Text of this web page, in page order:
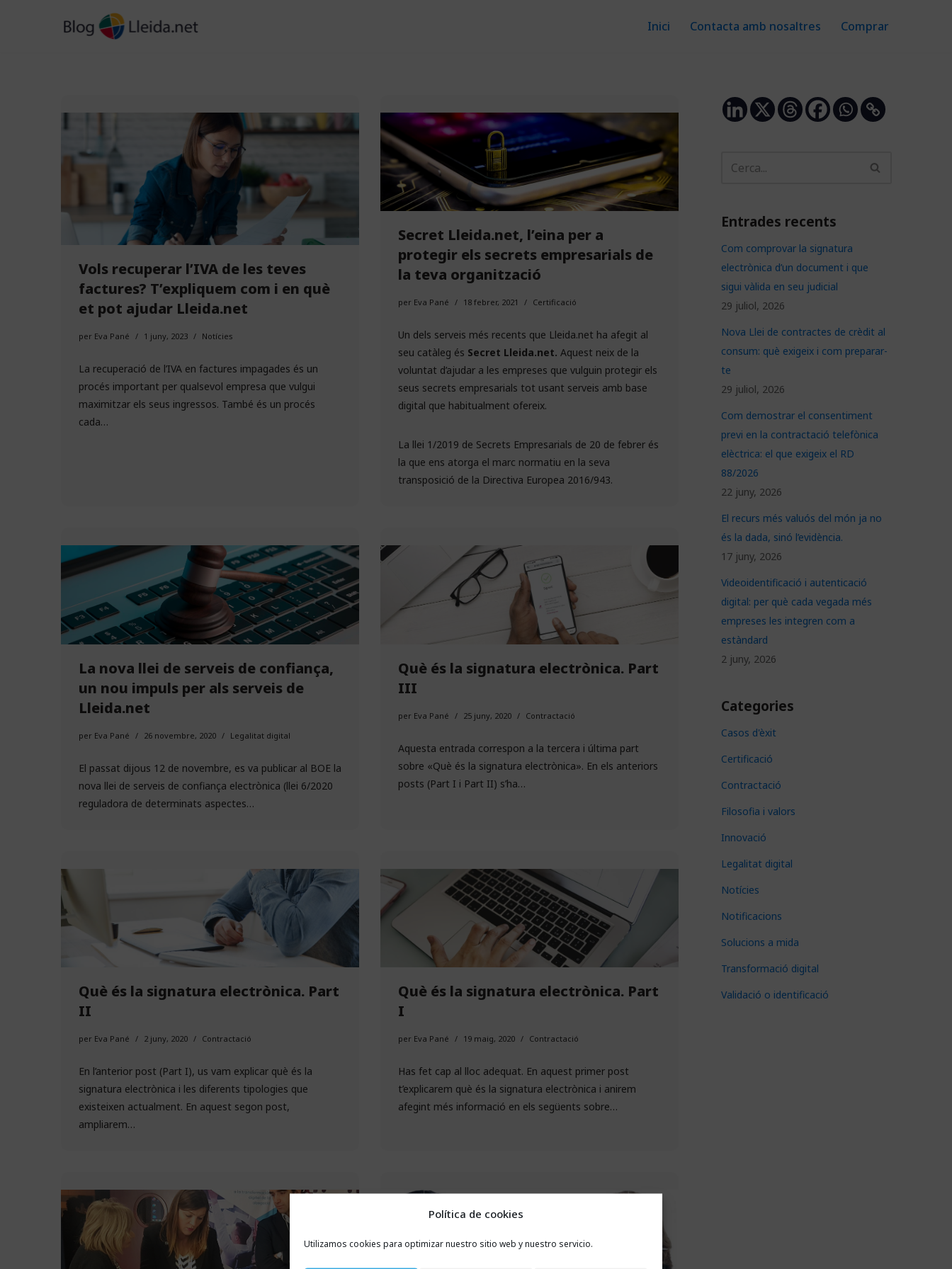
Política de cookies
Utilizamos cookies para optimizar nuestro sitio web y nuestro servicio.
Inici Contacta amb nosaltres Comprar
Vols recuperar l’IVA de les teves
factures? T’expliquem com i en què
et pot ajudar Lleida.net
per Eva Pané 1 juny, 2023 Notícies
La recuperació de l’IVA en factures impagades és un
procés important per qualsevol empresa que vulgui
maximitzar els seus ingressos. També és un procés
cada…
Secret Lleida.net, l’eina per a
protegir els secrets empresarials de
la teva organització
per Eva Pané 18 febrer, 2021 Certificació
Un dels serveis més recents que Lleida.net ha afegit al
seu catàleg és Secret Lleida.net. Aquest neix de la
voluntat d’ajudar a les empreses que vulguin protegir els
seus secrets empresarials tot usant serveis amb base
digital que habitualment ofereix.
La llei 1/2019 de Secrets Empresarials de 20 de febrer és
la que ens atorga el marc normatiu en la seva
transposició de la Directiva Europea 2016/943.
La nova llei de serveis de confiança,
un nou impuls per als serveis de
Lleida.net
per Eva Pané 26 novembre, 2020 Legalitat digital
El passat dijous 12 de novembre, es va publicar al BOE la
nova llei de serveis de confiança electrònica (llei 6/2020
reguladora de determinats aspectes…
Què és la signatura electrònica. Part
III
per Eva Pané 25 juny, 2020 Contractació
Aquesta entrada correspon a la tercera i última part
sobre «Què és la signatura electrònica». En els anteriors
posts (Part I i Part II) s’ha…
Què és la signatura electrònica. Part
II
per Eva Pané 2 juny, 2020 Contractació
En l’anterior post (Part I), us vam explicar què és la
signatura electrònica i les diferents tipologies que
existeixen actualment. En aquest segon post,
ampliarem…
Què és la signatura electrònica. Part
I
per Eva Pané 19 maig, 2020 Contractació
Has fet cap al lloc adequat. En aquest primer post
t’explicarem què és la signatura electrònica i anirem
afegint més informació en els següents sobre…
Entrades recents
Com comprovar la signatura
electrònica d’un document i que
sigui vàlida en seu judicial
29 juliol, 2026
Nova Llei de contractes de crèdit al
consum: què exigeix i com preparar-
te
29 juliol, 2026
Com demostrar el consentiment
previ en la contractació telefònica
elèctrica: el que exigeix el RD
88/2026
22 juny, 2026
El recurs més valuós del món ja no
és la dada, sinó l’evidència.
17 juny, 2026
Videoidentificació i autenticació
digital: per què cada vegada més
empreses les integren com a
estàndard
2 juny, 2026
Categories
Casos d'èxit
Certificació
Contractació
Filosofia i valors
Innovació
Legalitat digital
Notícies
Notificacions
Solucions a mida
Transformació digital
Validació o identificació